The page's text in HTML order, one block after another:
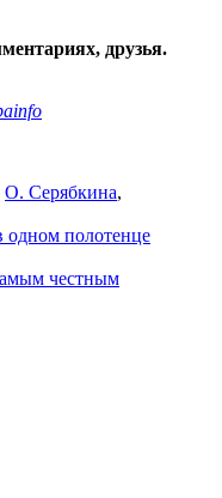
друзья.
О. Серябкина,
одном полотенце
честным